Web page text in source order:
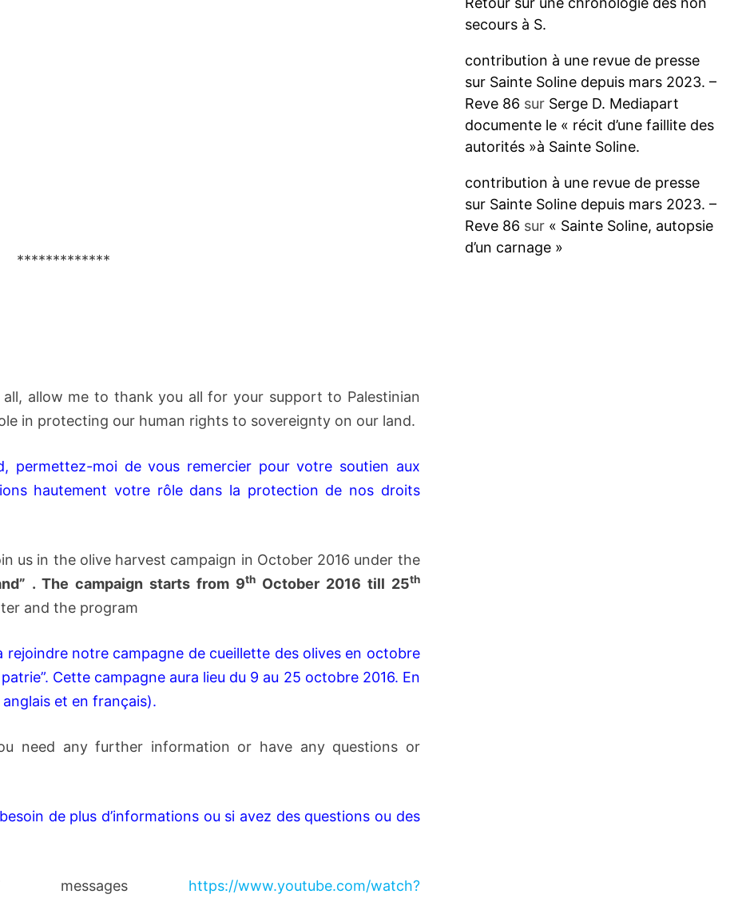
*************
allow me to thank you all for your support to Palestinian
in protecting our human rights to sovereignty on our land.
permettez-moi de vous remercier pour votre soutien aux
hautement votre rôle dans la protection de nos droits
us in the olive harvest campaign in October 2016 under the
. The campaign starts from 9thOctober 2016 till 25th
and the program
rejoindre notre campagne de cueillette des olives en octobre
Cette campagne aura lieu du 9 au 25 octobre 2016. En
et en français).
need any further information or have any questions or
de plus d’informations ou si avez des questions ou des
messages https://www.youtube.com/watch?
secours à S.
contribution à une revue de presse
sur Sainte Soline depuis mars 2023. –
Reve 86 sur Serge D. Mediapart
documente le « récit d’une faillite des
autorités »à Sainte Soline.
contribution à une revue de presse
sur Sainte Soline depuis mars 2023. –
Reve 86 sur « Sainte Soline, autopsie
d’un carnage »